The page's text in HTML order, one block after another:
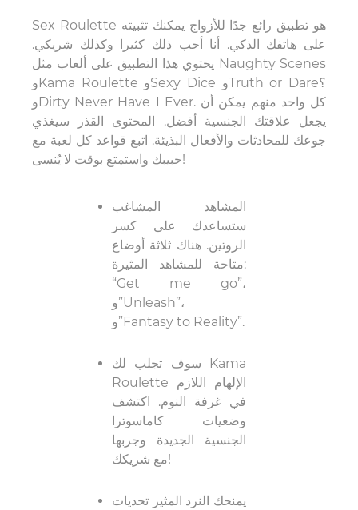
Sex Roulette هو تطبيق رائع جدًا للأزواج يمكنك تثبيته
على هاتفك الذكي. أنا أحب ذلك كثيرا وكذلك شريكي.
يحتوي هذا التطبيق على ألعاب مثل Naughty Scenes
وKama Roulette وSexy Dice وTruth or Dare؟
وDirty Never Have I Ever. كل واحد منهم يمكن أن
يجعل علاقتك الجنسية أفضل. المحتوى القذر سيغذي
جوعك للمحادثات والأفعال البذيئة. اتبع قواعد كل لعبة مع
حبيبك واستمتع بوقت لا يُنسى!
المشاهد المشاغب
ستساعدك على كسر
الروتين. هناك ثلاثة أوضاع
متاحة للمشاهد المثيرة:
“Get me go”،
و”Unleash”،
و”Fantasy to Reality”.
سوف تجلب لك Kama
Roulette الإلهام اللازم
في غرفة النوم. اكتشف
وضعيات كاماسوترا
الجنسية الجديدة وجربها
مع شريكك!
يمنحك النرد المثير تحديات